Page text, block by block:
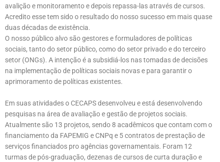
avalição e monitoramento e depois repassa-las através de cursos.
Acredito esse tem sido o resultado do nosso sucesso em mais quase
duas décadas de existência.
O nosso público alvo são gestores e formuladores de políticas
sociais, tanto do setor público, como do setor privado e do terceiro
setor (ONGs). A intenção é a subsidiá-los nas tomadas de decisões
na implementação de políticas sociais novas e para garantir o
aprimoramento de políticas existentes.
Em suas atividades o CECAPS desenvolveu e está desenvolvendo
pesquisas na área de avaliação e gestão de projetos sociais.
Atualmente são 13 projetos, sendo 8 acadêmicos que contam com o
financiamento da FAPEMIG e CNPq e 5 contratos de prestação de
serviços financiados pro agências governamentais. Foram 12
turmas de pós-graduação, dezenas de cursos de curta duração e